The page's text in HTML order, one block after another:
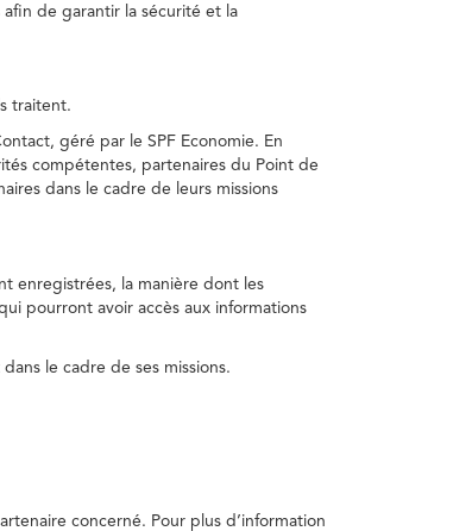
de garantir la sécurité et la
traitent.
géré par le SPF Economie. En
compétentes, partenaires du Point de
dans le cadre de leurs missions
enregistrées, la manière dont les
pourront avoir accès aux informations
le cadre de ses missions.
concerné. Pour plus d’information